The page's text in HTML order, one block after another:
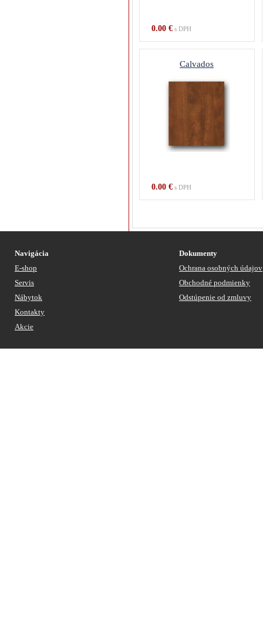
0.00 €s DPH
Calvados
0.00 €s DPH
Navigácia
E-shop
Servis
Nábytok
Kontakty
Akcie
Dokumenty
Ochrana osobných údajov
Obchodné podmienky
Odstúpenie od zmluvy